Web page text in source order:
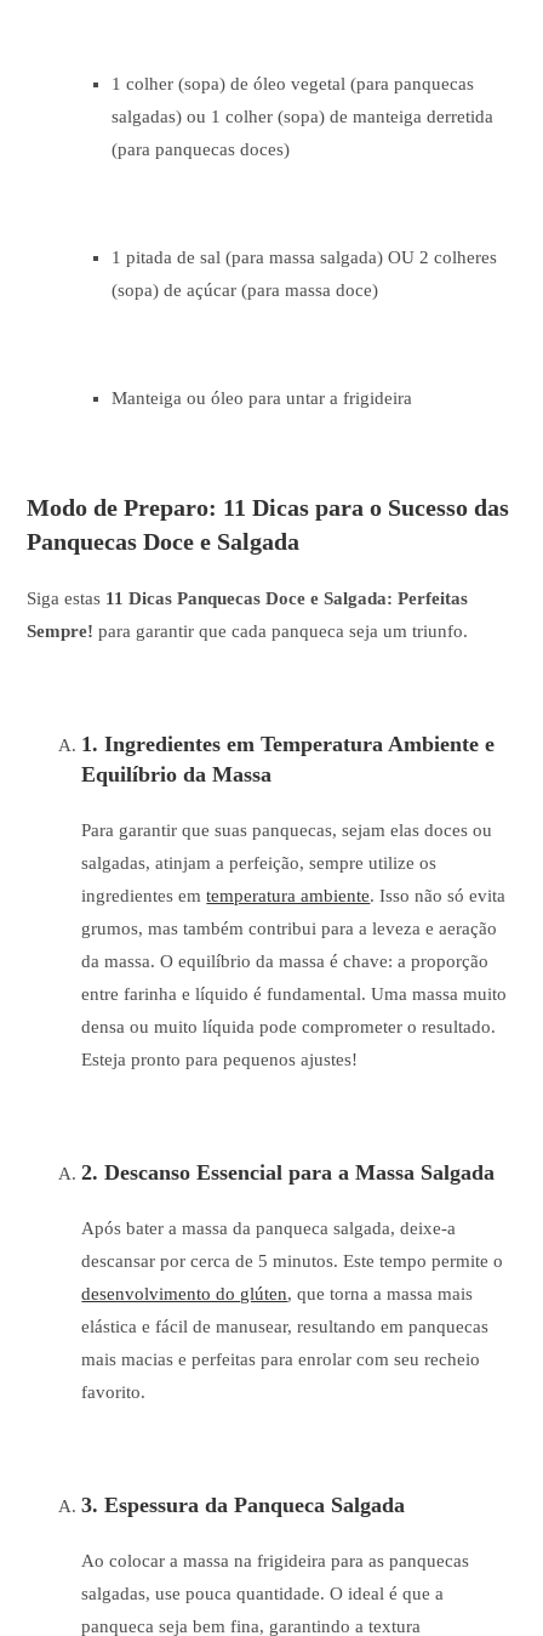
1 colher (sopa) de óleo vegetal (para panquecas
salgadas) ou 1 colher (sopa) de manteiga derretida
(para panquecas doces)
1 pitada de sal (para massa salgada) OU 2 colheres
(sopa) de açúcar (para massa doce)
Manteiga ou óleo para untar a frigideira
Modo de Preparo: 11 Dicas para o Sucesso das
Panquecas Doce e Salgada
Siga estas 11 Dicas Panquecas Doce e Salgada: Perfeitas
Sempre! para garantir que cada panqueca seja um triunfo.
1. Ingredientes em Temperatura Ambiente e
Equilíbrio da Massa
Para garantir que suas panquecas, sejam elas doces ou
salgadas, atinjam a perfeição, sempre utilize os
ingredientes emtemperatura ambiente. Isso não só evita
grumos, mas também contribui para a leveza e aeração
da massa. O equilíbrio da massa é chave: a proporção
entre farinha e líquido é fundamental. Uma massa muito
densa ou muito líquida pode comprometer o resultado.
Esteja pronto para pequenos ajustes!
2. Descanso Essencial para a Massa Salgada
Após bater a massa da panqueca salgada, deixe-a
descansar por cerca de 5 minutos. Este tempo permite o
desenvolvimento do glúten, que torna a massa mais
elástica e fácil de manusear, resultando em panquecas
mais macias e perfeitas para enrolar com seu recheio
favorito.
3. Espessura da Panqueca Salgada
Ao colocar a massa na frigideira para as panquecas
salgadas, use pouca quantidade. O ideal é que a
panqueca seja bem fina, garantindo a textura